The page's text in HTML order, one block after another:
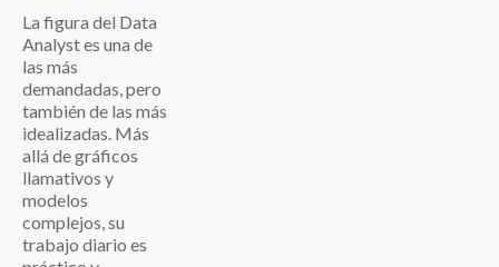
La figura del Data
Analyst es una de
las más
demandadas, pero
también de las más
idealizadas. Más
allá de gráficos
llamativos y
modelos
complejos, su
trabajo diario es